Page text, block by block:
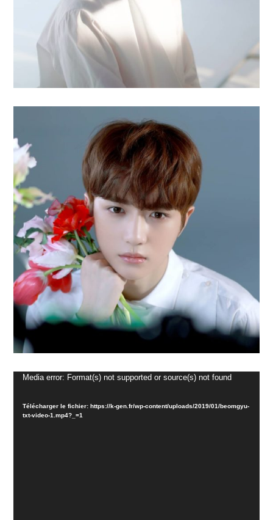
Lecteur
Media error: Format(s) not supported or source(s) not found
Télécharger le fichier: https://k-gen.fr/wp-content/uploads/2019/01/beomgyu-
txt-video-1.mp4?_=1